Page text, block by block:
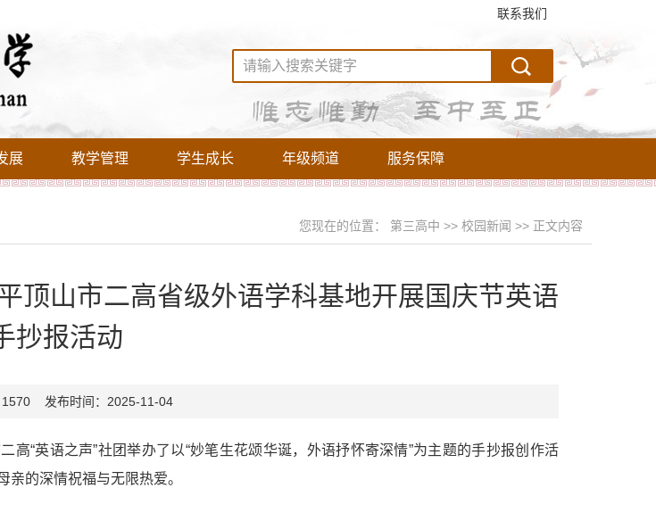
联系我们
展 教学管理 学生成长 年级频道 服务保障
您现在的位置： 第三高中 >> 校园新闻 >> 正文内容
山市二高省级外语学科基地开展国庆节英语
抄报活动
1570 发布时间：2025-11-04
高“英语之声”社团举办了以“妙笔生花颂华诞，外语抒怀寄深情”为主题的手抄报创作活
的深情祝福与无限热爱。